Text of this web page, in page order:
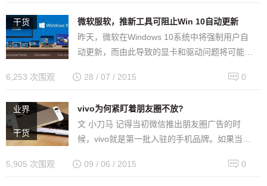
干货
微软服软，推新工具可阻止Win 10自动更新
昨天，微软在Windows 10系统中将强制用户自
动更新，而由此导致的显卡和驱动问题将可能导
终于给出了解决方案——推出…
6,253 次围观 28 / 07 / 2015 0
业界
,
干货
vivo为何紧盯着朋友圈不放?
文 小刀马 记得当初微信推出朋友圈广告的时
候，vivo就是第一批入驻的手机品牌。如果当初
朋友圈广告的不断延伸，微信本身…
5,905 次围观 09 / 06 / 2015 0